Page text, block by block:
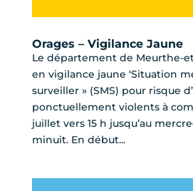
Orages – Vigilance Jaune
Le département de Meurthe-
en vigilance jaune ‘Situation
surveiller » (SMS) pour risque
ponctuellement violents à
juillet vers 15 h jusqu’au
minuit. En début...